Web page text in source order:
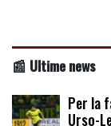
📰 Ultime news
Per la
Urso-